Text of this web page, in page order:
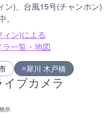
ン)、台風15号(チャンホン)
。
ン)による
一覧・地図
犀川 木戸橋
イブカメラ
所